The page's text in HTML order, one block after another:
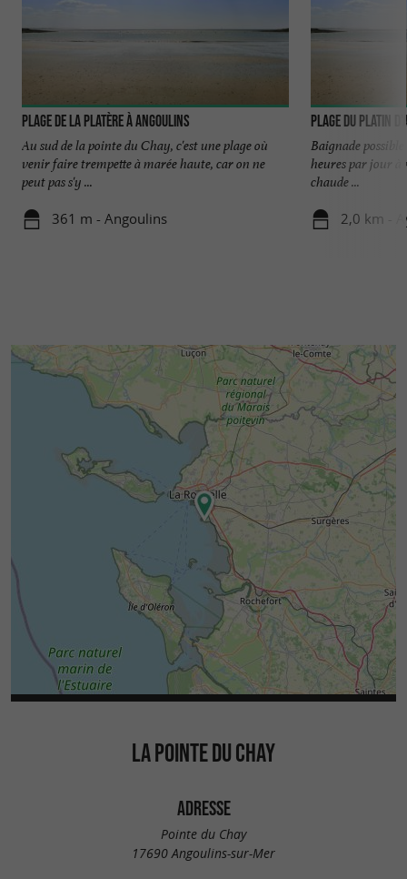
Plage de la Platère à Angoulins
Au sud de la pointe du Chay, c'est une plage où
venir faire trempette à marée haute, car on ne
peut pas s'y ...
361 m - Angoulins
Plage du Platin
Baignade
heures par jour à
chaude ...
2,0 km -
LA POINTE DU CHAY
ADRESSE
Pointe du Chay
17690 Angoulins-sur-Mer